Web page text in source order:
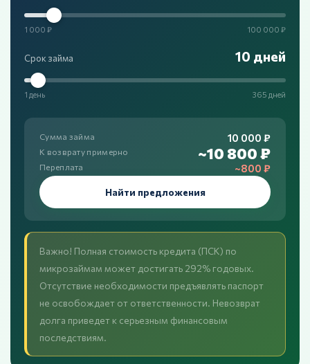
1 000 ₽ 100 000 ₽
Срок займа 10 дней
1 день 365 дней
Сумма займа 10 000 ₽
К возврату примерно ~10 800 ₽
Переплата ~800 ₽
Найти предложения
Важно! Полная стоимость кредита (ПСК) по
микрозаймам может достигать 292% годовых.
Отсутствие необходимости предъявлять паспорт
не освобождает от ответственности. Невозврат
долга приведет к серьезным финансовым
последствиям.